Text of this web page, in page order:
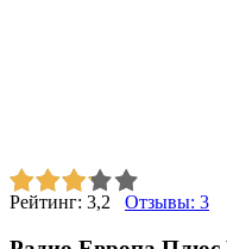
Рейтинг: 3,2 Отзывы: 3